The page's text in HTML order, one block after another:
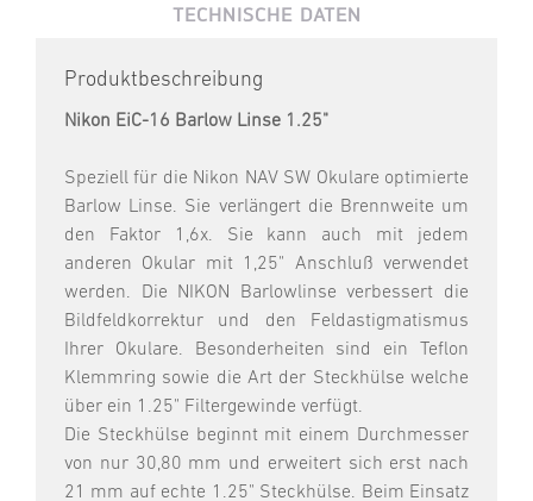
TECHNISCHE DATEN
Produktbeschreibung
Nikon EiC-16 Barlow Linse 1.25"
Speziell für die Nikon NAV SW Okulare optimierte
Barlow Linse. Sie verlängert die Brennweite um
den Faktor 1,6x. Sie kann auch mit jedem
anderen Okular mit 1,25" Anschluß verwendet
werden. Die NIKON Barlowlinse verbessert die
Bildfeldkorrektur und den Feldastigmatismus
Ihrer Okulare. Besonderheiten sind ein Teflon
Klemmring sowie die Art der Steckhülse welche
über ein 1.25" Filtergewinde verfügt.
Die Steckhülse beginnt mit einem Durchmesser
von nur 30,80 mm und erweitert sich erst nach
21 mm auf echte 1.25" Steckhülse. Beim Einsatz